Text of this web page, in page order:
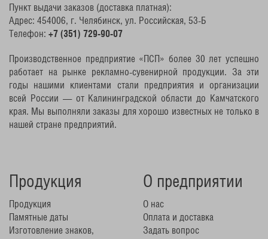
Пункт выдачи заказов (доставка платная):
Адрес: 454006, г. Челябинск, ул. Российская, 53-Б
Телефон: +7 (351) 729-90-07
Производственное предприятие «ПСП» более 30 лет успешно
работает на рынке рекламно-сувенирной продукции. За эти
годы нашими клиентами стали предприятия и организации
всей России — от Калининградской области до Камчатского
края. Мы выполняли заказы для хорошо известных не только в
нашей стране предприятий.
Продукция
Продукция
Памятные даты
Изготовление знаков,
О предприятии
О нас
Оплата и доставка
Задать вопрос